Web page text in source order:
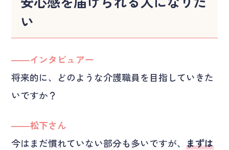
い
――インタビュアー
将来的に、どのような介護職員を目指していきた
いですか？
――松下さん
今はまだ慣れていない部分も多いですが、まずは